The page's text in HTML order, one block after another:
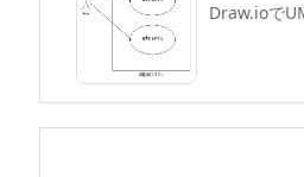
Draw.ioで